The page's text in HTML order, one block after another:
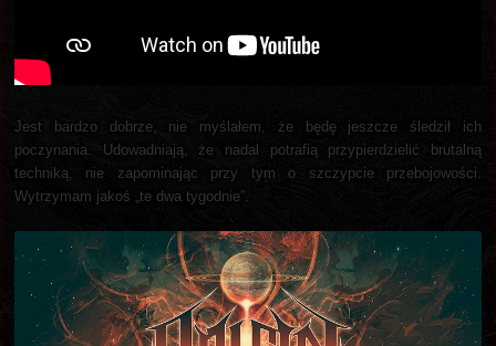
Jest bardzo dobrze, nie myślałem, że będę jeszcze śledził ich
poczynania. Udowadniają, że nadal potrafią przypierdzielić brutalną
techniką, nie zapominając przy tym o szczypcie przebojowości.
Wytrzymam jakoś „te dwa tygodnie”.